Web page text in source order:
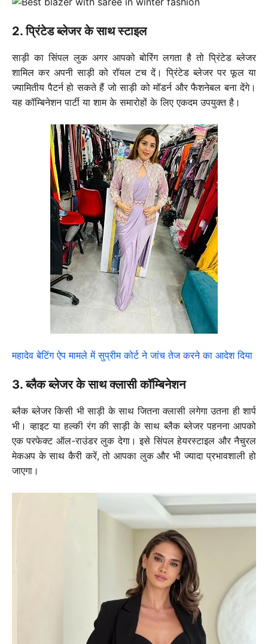
2. प्रिंटेड ब्लेजर के साथ स्टाइल
साड़ी का सिंपल लुक अगर आपको बोरिंग लगता है तो प्रिंटेड ब्लेजर
शामिल कर अपनी साड़ी को रॉयल टच दें। प्रिंटेड ब्लेजर पर फूल या
ज्यामितीय पैटर्न हो सकते हैं जो साड़ी को मॉडर्न और फैशनेबल बना देंगे।
यह कॉम्बिनेशन पार्टी या शाम के समारोहों के लिए एकदम उपयुक्त है।
महादेव बेटिंग ऐप मामले में सुप्रीम कोर्ट ने जांच तेज करने का आदेश दिया
3. ब्लैक ब्लेजर के साथ क्लासी कॉम्बिनेशन
ब्लैक ब्लेजर किसी भी साड़ी के साथ जितना क्लासी लगेगा उतना ही शार्प
भी। व्हाइट या हल्की रंग की साड़ी के साथ ब्लैक ब्लेजर पहनना आपको
एक परफेक्ट ऑल-राउंडर लुक देगा। इसे सिंपल हेयरस्टाइल और नैचुरल
मेकअप के साथ कैरी करें, तो आपका लुक और भी ज्यादा प्रभावशाली हो
जाएगा।